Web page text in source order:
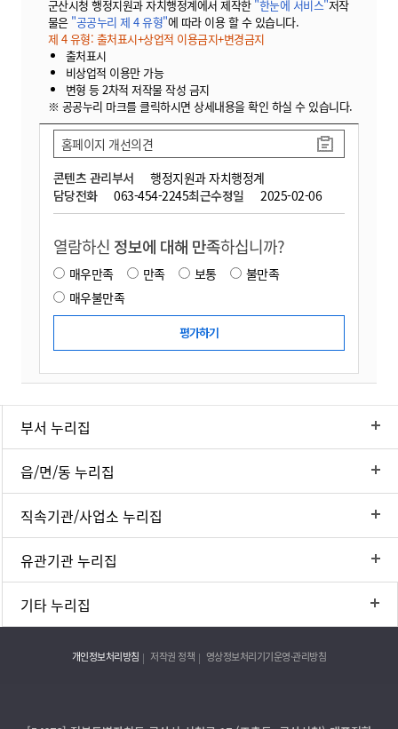
군산시청 행정지원과 자치행정계에서 제작한 "한눈에 서비스"저작
물은 "공공누리 제 4 유형"에 따라 이용 할 수 있습니다.
제 4 유형: 출처표시+상업적 이용금지+변경금지
출처표시
비상업적 이용만 가능
변형 등 2차적 저작물 작성 금지
※ 공공누리 마크를 클릭하시면 상세내용을 확인 하실 수 있습니다.
콘텐츠 관리부서
행정지원과 자치행정계
담당전화
063-454-2245최근수정일 2025-02-06
홈페이지 개선의견
열람하신 정보에 대해 만족하십니까?
매우만족 만족 보통
불만족
매우불만족
부서 누리집
읍/면/동 누리집
직속기관/사업소 누리집
유관기관 누리집
기타 누리집
개인정보처리방침 저작권 정책 영상정보처리기기운영·관리방침